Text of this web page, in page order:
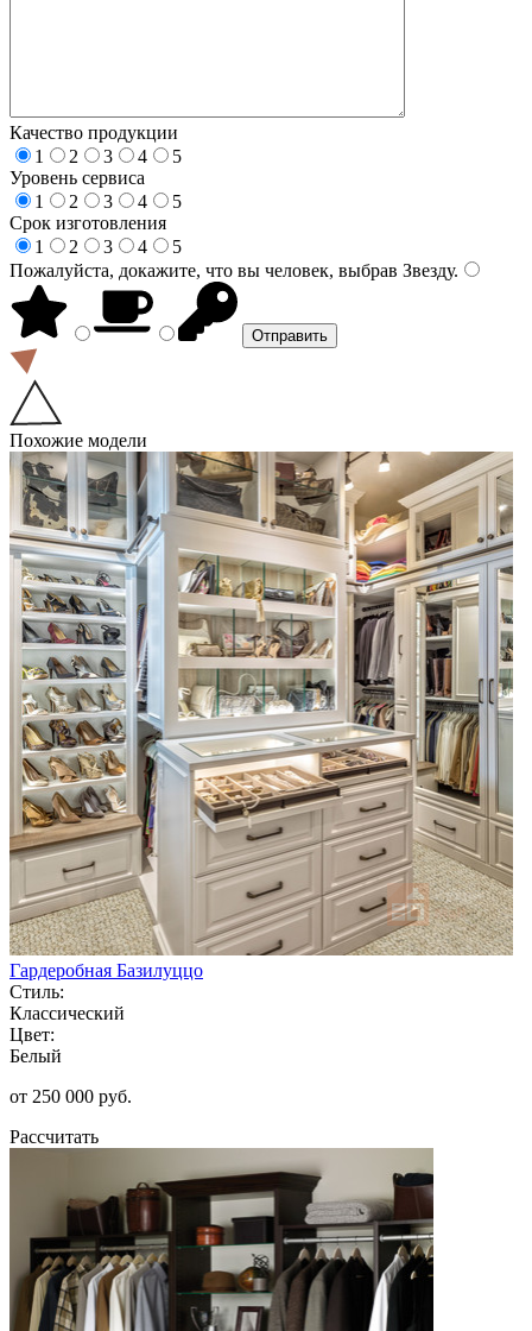
Качество продукции
1
2 3 4
5
Уровень сервиса
1
2 3 4
5
Срок изготовления
1
2 3 4
5
Пожалуйста, докажите, что вы человек, выбрав Звезду.
Похожие модели
Гардеробная Базилуццо
Стиль:
Классический
Цвет:
Белый
от 250 000 руб.
Рассчитать